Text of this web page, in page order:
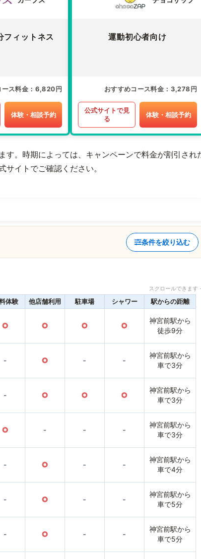
ィットネス
ース料金 6,820円
体験・相談予約
運動初心者向け
おすすめコース料金 3,278円
公式サイトで見
る
体験・相談予約
す。時期によっては、キャンペーンで料金が割引され
イトでご確認ください。
条件を絞り込む
スクロールできま
体験 他店舗利用 駐車場 シャワー 駅からの距離
○ ○ ○ ○
神宮前駅から
徒歩9分
- ○ - -
神宮前駅から
車で3分
- ○ ○ ○
神宮前駅から
車で3分
○ - - -
神宮前駅から
車で3分
- ○ - -
神宮前駅から
車で4分
- ○ - -
神宮前駅から
車で5分
- ○ - -
神宮前駅から
車で5分